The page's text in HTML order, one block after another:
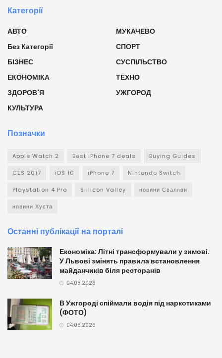
Категорії
АВТО
Без Категорії
БІЗНЕС
ЕКОНОМІКА
ЗДОРОВ'Я
КУЛЬТУРА
МУКАЧЕВО
СПОРТ
СУСПІЛЬСТВО
ТЕХНО
УЖГОРОД
Позначки
Apple Watch 2 Best iPhone 7 deals Buying Guides
CES 2017 iOS 10 iPhone 7 Nintendo Switch
Playstation 4 Pro Sillicon Valley новини Сваляви
новини Хуста
Останні публікації на порталі
Економіка: Літні трансформували у зимові.
У Львові змінять правила встановлення
майданчиків біля ресторанів
04.05.2026
В Ужгороді спіймали водія під наркотиками
(ФОТО)
04.05.2026